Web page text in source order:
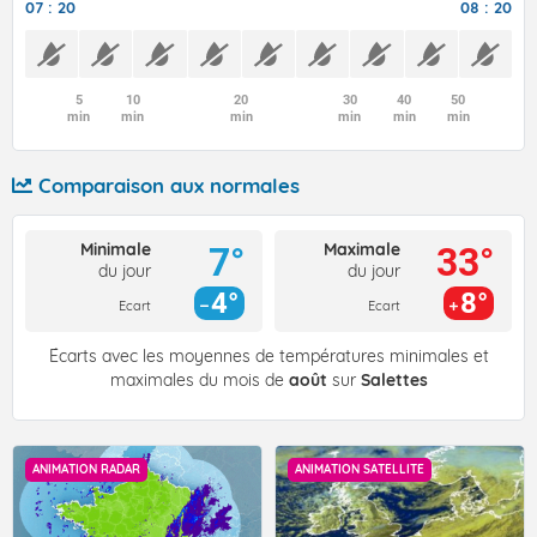
07 : 20 08 : 20
5
min
10
min
20
min
30
min
40
min
50
min
Comparaison aux normales
Minimale
du jour
Ecart
7°
4°
Maximale
du jour
Ecart
33°
8°
Écarts avec les moyennes de températures minimales et
maximales du mois de août sur Salettes
ANIMATION RADAR ANIMATION SATELLITE